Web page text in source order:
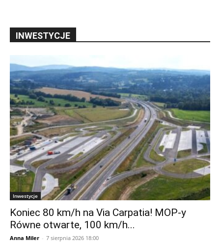
INWESTYCJE
Inwestycje
Koniec 80 km/h na Via Carpatia! MOP-y
Równe otwarte, 100 km/h...
Anna Miler - 7 sierpnia 2026 18:00